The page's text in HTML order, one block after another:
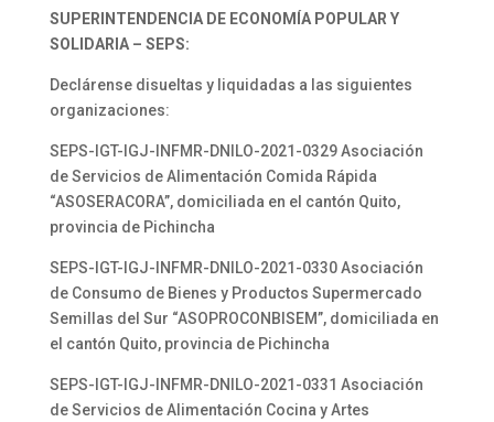
SUPERINTENDENCIA DE ECONOMÍA POPULAR Y
SOLIDARIA – SEPS:
Declárense disueltas y liquidadas a las siguientes
organizaciones:
SEPS-IGT-IGJ-INFMR-DNILO-2021-0329 Asociación
de Servicios de Alimentación Comida Rápida
“ASOSERACORA”, domiciliada en el cantón Quito,
provincia de Pichincha
SEPS-IGT-IGJ-INFMR-DNILO-2021-0330 Asociación
de Consumo de Bienes y Productos Supermercado
Semillas del Sur “ASOPROCONBISEM”, domiciliada en
el cantón Quito, provincia de Pichincha
SEPS-IGT-IGJ-INFMR-DNILO-2021-0331 Asociación
de Servicios de Alimentación Cocina y Artes